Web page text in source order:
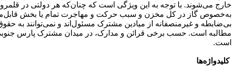
خارج می‌شوند. با توجه به این ویژگی است که چنان‌که‌ هر دولتی در
به‌خصوص گاز در کل مخزن و سبب حرکت و مهاجرت تمام یا بخش
بی‌ضابطه و غیرمنصفانه از میادین مشترک مسئول‌اند و نمی‌توانند
مطالبه است. حسب برخی قرائن و مدارک، در میدان مشترک پارس
است.
کلیدواژه‌ها